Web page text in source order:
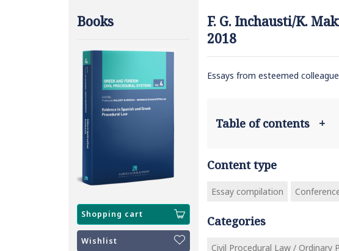
Books
Shopping cart
Wishlist
F. G. Inchausti/K.
2018
Essays from esteemed
Table of contents +
Content type
Essay compilation
Categories
Civil Procedural Law / Ordinary